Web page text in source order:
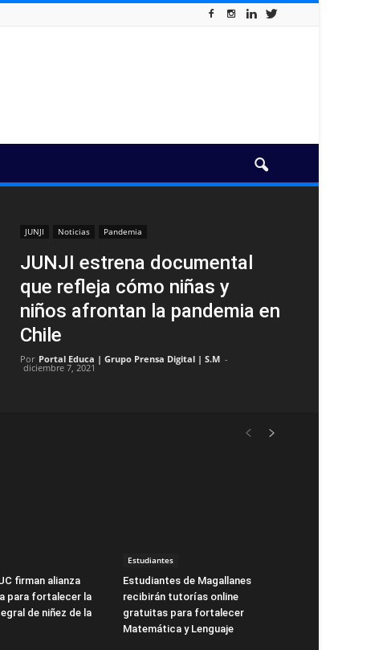
JUNJI Noticias Pandemia
JUNJI estrena documental
que refleja cómo niñas y
niños afrontan la pandemia en
Chile
Por Portal Educa | Grupo Prensa Digital | S.M -
diciembre 7, 2021
firman alianza
para fortalecer la
de niñez de la
Estudiantes
Estudiantes de Magallanes
recibirán tutorías online
gratuitas para fortalecer
Matemática y Lenguaje